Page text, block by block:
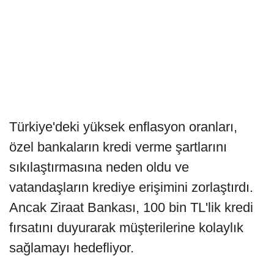
Türkiye'deki yüksek enflasyon oranları,
özel bankaların kredi verme şartlarını
sıkılaştırmasına neden oldu ve
vatandaşların krediye erişimini zorlaştırdı.
Ancak Ziraat Bankası, 100 bin TL'lik kredi
fırsatını duyurarak müşterilerine kolaylık
sağlamayı hedefliyor.